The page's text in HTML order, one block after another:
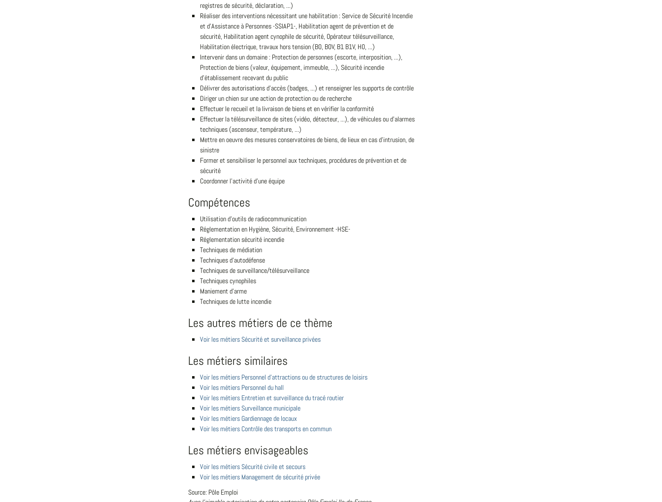
registres de sécurité, déclaration, ...)
Réaliser des interventions nécessitant une habilitation : Service de Sécurité Incendie
et d'Assistance à Personnes -SSIAP1-, Habilitation agent de prévention et de
sécurité, Habilitation agent cynophile de sécurité, Opérateur télésurveillance,
Habilitation électrique, travaux hors tension (B0, B0V, B1 B1V, H0, ...)
Intervenir dans un domaine : Protection de personnes (escorte, interposition, ...),
Protection de biens (valeur, équipement, immeuble, ...), Sécurité incendie
d'établissement recevant du public
Délivrer des autorisations d'accès (badges, ...) et renseigner les supports de contrôle
Diriger un chien sur une action de protection ou de recherche
Effectuer le recueil et la livraison de biens et en vérifier la conformité
Effectuer la télésurveillance de sites (vidéo, détecteur, ...), de véhicules ou d'alarmes
techniques (ascenseur, température, ...)
Mettre en oeuvre des mesures conservatoires de biens, de lieux en cas d'intrusion, de
sinistre
Former et sensibiliser le personnel aux techniques, procédures de prévention et de
sécurité
Coordonner l'activité d'une équipe
Compétences
Utilisation d'outils de radiocommunication
Réglementation en Hygiène, Sécurité, Environnement -HSE-
Réglementation sécurité incendie
Techniques de médiation
Techniques d'autodéfense
Techniques de surveillance/télésurveillance
Techniques cynophiles
Maniement d'arme
Techniques de lutte incendie
Les autres métiers de ce thème
Voir les métiers Sécurité et surveillance privées
Les métiers similaires
Voir les métiers Personnel d'attractions ou de structures de loisirs
Voir les métiers Personnel du hall
Voir les métiers Entretien et surveillance du tracé routier
Voir les métiers Surveillance municipale
Voir les métiers Gardiennage de locaux
Voir les métiers Contrôle des transports en commun
Les métiers envisageables
Voir les métiers Sécurité civile et secours
Voir les métiers Management de sécurité privée
Source: Pôle Emploi